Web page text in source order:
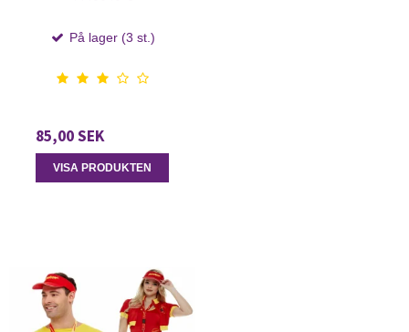
På lager (3 st.)
85,00 SEK
VISA PRODUKTEN